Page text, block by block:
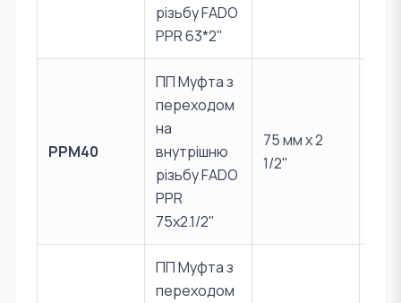
різьбу FADO
PPR 63*2"
PPM40
ПП Муфта з
переходом
на
внутрішню
різьбу FADO
PPR
75x2.1/2"
75 мм x 2
1/2"
ПП Муфта з
переходом